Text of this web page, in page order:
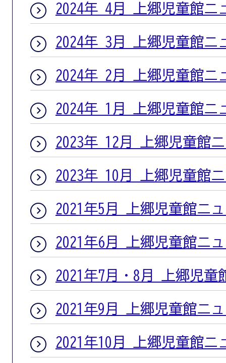
2024年 4月 上郷児童館ニ
2024年 3月 上郷児童館ニ
2024年 2月 上郷児童館ニ
2024年 1月 上郷児童館ニ
2023年 12月 上郷児童館
2023年 10月 上郷児童館
2021年5月 上郷児童館ニ
2021年6月 上郷児童館ニ
2021年7月・8月 上郷児童
2021年9月 上郷児童館ニ
2021年10月 上郷児童館ニ